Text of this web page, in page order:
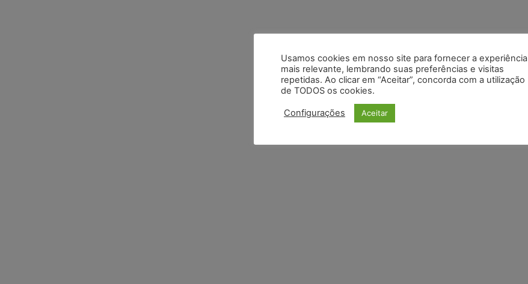
Usamos cookies em nosso site para fornecer a experiência
mais relevante, lembrando suas preferências e visitas
repetidas. Ao clicar em “Aceitar”, concorda com a utilização
de TODOS os cookies.
Configurações Aceitar